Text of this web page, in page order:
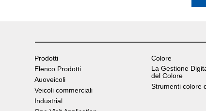
Prodotti
Elenco Prodotti
Auoveicoli
Veicoli commerciali
Industrial
Colore
La Gestione
del Colore
Strumenti colore